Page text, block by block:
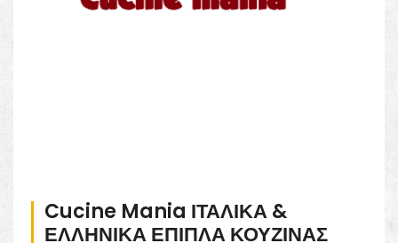
Cucine Mania ΙΤΑΛΙΚΑ &
ΕΛΛΗΝΙΚΑ ΕΠΙΠΛΑ ΚΟΥΖΙΝΑΣ